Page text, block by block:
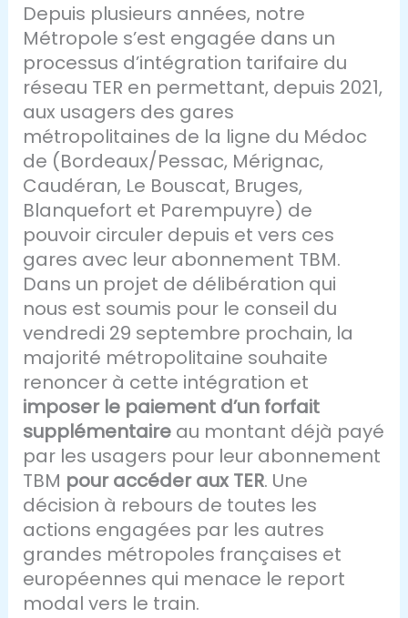
Depuis plusieurs années, notre
Métropole s’est engagée dans un
processus d’intégration tarifaire du
réseau TER en permettant, depuis 2021,
aux usagers des gares
métropolitaines de la ligne du Médoc
de (Bordeaux/Pessac, Mérignac,
Caudéran, Le Bouscat, Bruges,
Blanquefort et Parempuyre) de
pouvoir circuler depuis et vers ces
gares avec leur abonnement TBM.
Dans un projet de délibération qui
nous est soumis pour le conseil du
vendredi 29 septembre prochain, la
majorité métropolitaine souhaite
renoncer à cette intégration et
imposer le paiement d’un forfait
supplémentaire au montant déjà payé
par les usagers pour leur abonnement
TBM pour accéder aux TER. Une
décision à rebours de toutes les
actions engagées par les autres
grandes métropoles françaises et
européennes qui menace le report
modal vers le train.